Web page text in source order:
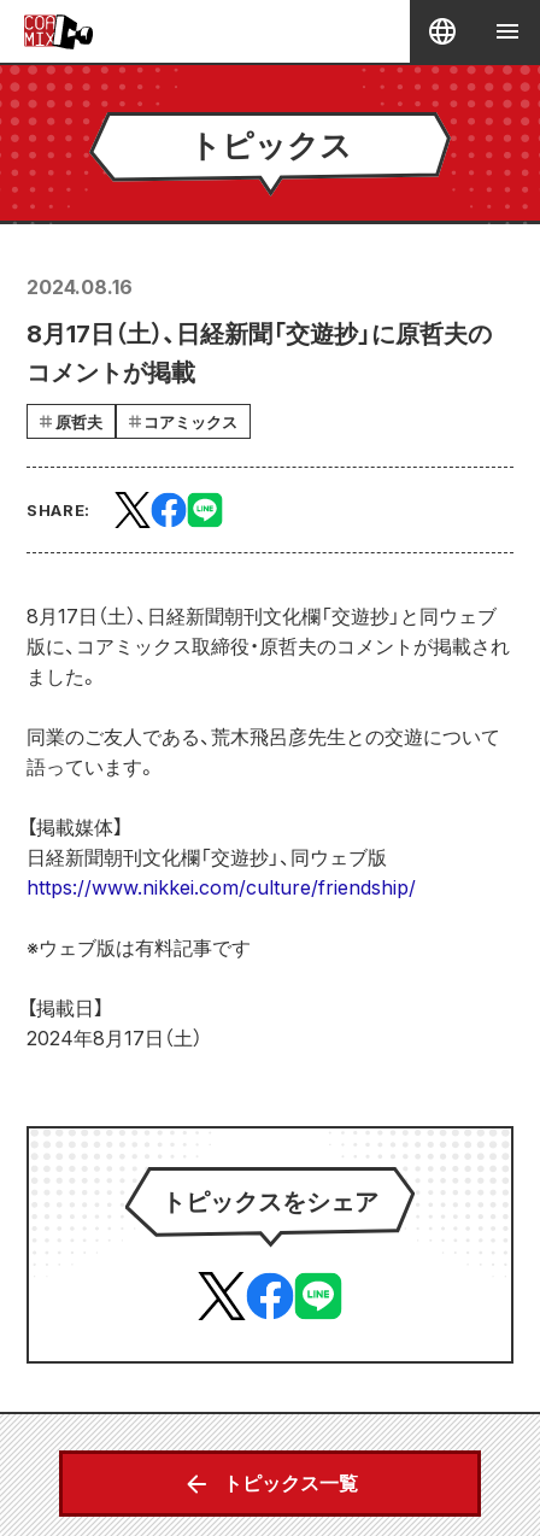
トピックス
2024.08.16
8月17日（土）、日経新聞「交遊抄」に原哲夫の
コメントが掲載
原哲夫 コアミックス
SHARE:
8月17日（土）、日経新聞朝刊文化欄「交遊抄」と同ウェブ
版に、コアミックス取締役・原哲夫のコメントが掲載され
ました。
同業のご友人である、荒木飛呂彦先生との交遊について
語っています。
【掲載媒体】
日経新聞朝刊文化欄「交遊抄」、同ウェブ版
https://www.nikkei.com/culture/friendship/
※ウェブ版は有料記事です
【掲載日】
2024年8月17日（土）
トピックスをシェア
トピックス一覧